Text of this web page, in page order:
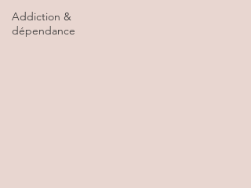
Addiction &
dépendance